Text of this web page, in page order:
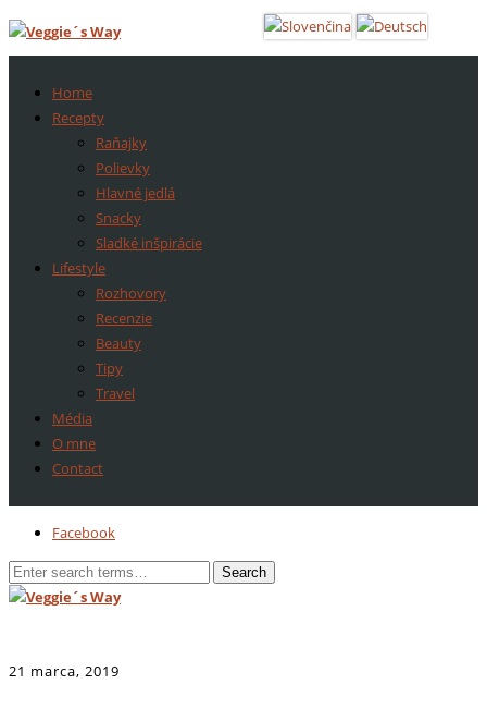
Home
Recepty
Raňajky
Polievky
Hlavné jedlá
Snacky
Sladké inšpirácie
Lifestyle
Rozhovory
Recenzie
Beauty
Tipy
Travel
Média
O mne
Contact
Facebook
21 marca, 2019